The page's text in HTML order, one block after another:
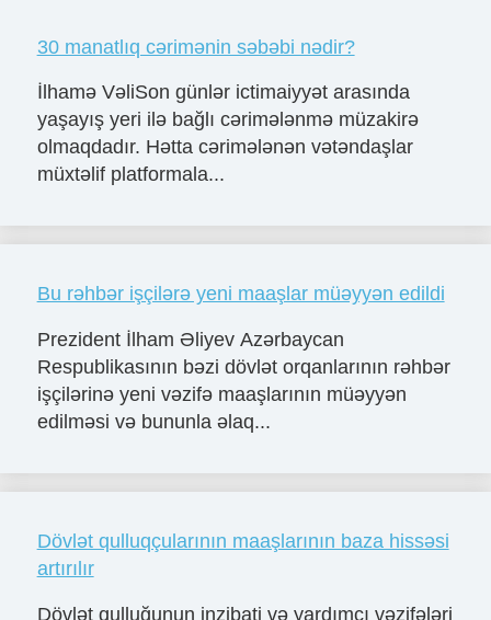
30 manatlıq cərimənin səbəbi nədir?
İlhamə VəliSon günlər ictimaiyyət arasında
yaşayış yeri ilə bağlı cərimələnmə müzakirə
olmaqdadır. Hətta cərimələnən vətəndaşlar
müxtəlif platformala...
Bu rəhbər işçilərə yeni maaşlar müəyyən edildi
Prezident İlham Əliyev Azərbaycan
Respublikasının bəzi dövlət orqanlarının rəhbər
işçilərinə yeni vəzifə maaşlarının müəyyən
edilməsi və bununla əlaq...
Dövlət qulluqçularının maaşlarının baza hissəsi
artırılır
Dövlət qulluğunun inzibati və yardımçı vəzifələri